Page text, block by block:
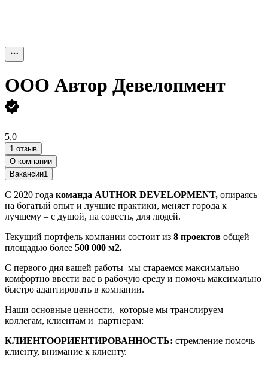
ООО Автор Девелопмент
5,0
1 отзыв
О компании
Вакансии1
С 2020 года команда AUTHOR DEVELOPMENT, опираясь
на богатый опыт и лучшие практики, меняет города к
лучшему – с душой, на совесть, для людей.
Текущий портфель компании состоит из 8 проектов общей
площадью более 500 000 м2.
С первого дня вашей работы мы стараемся максимально
комфортно ввести вас в рабочую среду и помочь максимально
быстро адаптировать в компании.
Наши основные ценности, которые мы транслируем
коллегам, клиентам и партнерам:
КЛИЕНТООРИЕНТИРОВАННОСТЬ: стремление помочь
клиенту, внимание к клиенту.